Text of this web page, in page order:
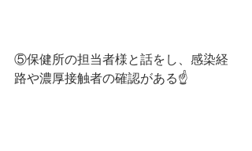
⑤保健所の担当者様と話をし、感染経
路や濃厚接触者の確認がある☝️